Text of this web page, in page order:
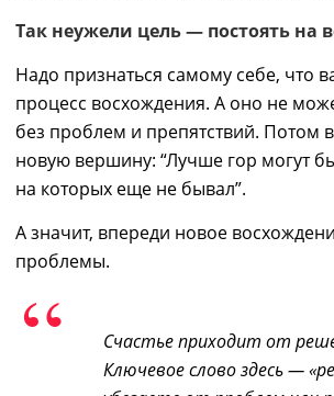
Так неужели цель — постоять на
Надо признаться самому себе, что
процесс восхождения. А оно не
без проблем и препятствий. Потом
новую вершину: “Лучше гор могут
на которых еще не бывал”.
А значит, впереди новое
проблемы.
Счастье приходит от
Ключевое слово здесь —